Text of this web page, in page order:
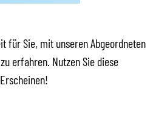
für Sie, mit unseren Abgeordneten
erfahren. Nutzen Sie diese